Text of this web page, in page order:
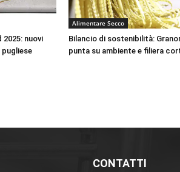
nuovi
pugliese
Alimentare Secco
Bilancio di sostenibilità:
punta su ambiente e filiera
CONTATTI